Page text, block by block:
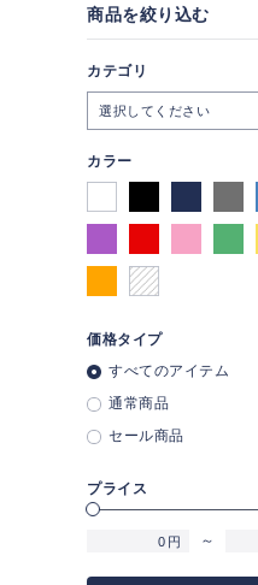
商品を絞り込む
カテゴリ
選択してください
カラー
価格タイプ
すべてのアイテム
通常商品
セール商品
プライス
円 ～